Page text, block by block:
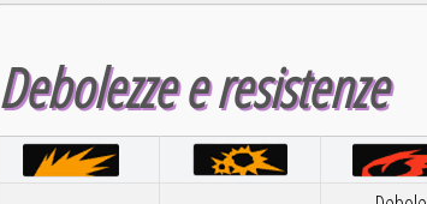
Debolezze e resistenze